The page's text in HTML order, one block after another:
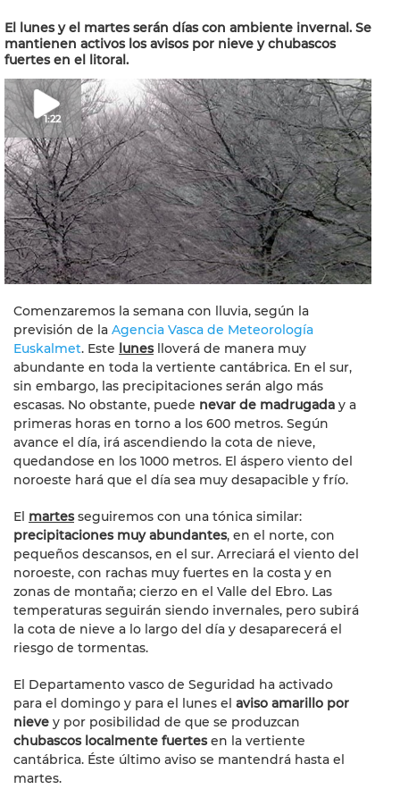
El lunes y el martes serán días con ambiente invernal. Se
mantienen activos los avisos por nieve y chubascos
fuertes en el litoral.
1:22
Comenzaremos la semana con lluvia, según la
previsión de la Agencia Vasca de Meteorología
Euskalmet. Este luneslloverá de manera muy
abundante en toda la vertiente cantábrica. En el sur,
sin embargo, las precipitaciones serán algo más
escasas. No obstante, puede nevar de madrugada y a
primeras horas en torno a los 600 metros. Según
avance el día, irá ascendiendo la cota de nieve,
quedandose en los 1000 metros. El áspero viento del
noroeste hará que el día sea muy desapacible y frío.
El martesseguiremos con una tónica similar:
precipitaciones muy abundantes, en el norte, con
pequeños descansos, en el sur. Arreciará el viento del
noroeste, con rachas muy fuertes en la costa y en
zonas de montaña; cierzo en el Valle del Ebro. Las
temperaturas seguirán siendo invernales, pero subirá
la cota de nieve a lo largo del día y desaparecerá el
riesgo de tormentas.
El Departamento vasco de Seguridad ha activado
para el domingo y para el lunes el aviso amarillo por
nieve y por posibilidad de que se produzcan
chubascos localmente fuertesen la vertiente
cantábrica. Éste último aviso se mantendrá hasta el
martes.